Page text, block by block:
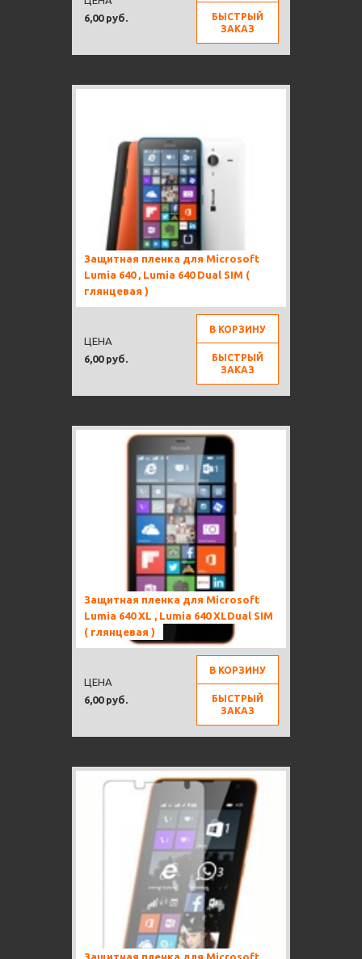
6,00 руб.
БЫСТРЫЙ
ЗАКАЗ
Защитная пленка для Microsoft
Lumia 640 , Lumia 640 Dual SIM (
глянцевая )
6,00 руб.
ЦЕНА
В КОРЗИНУ
БЫСТРЫЙ
ЗАКАЗ
Защитная пленка для Microsoft
Lumia 640 XL , Lumia 640 XLDual SIM
( глянцевая )
6,00 руб.
ЦЕНА
В КОРЗИНУ
БЫСТРЫЙ
ЗАКАЗ